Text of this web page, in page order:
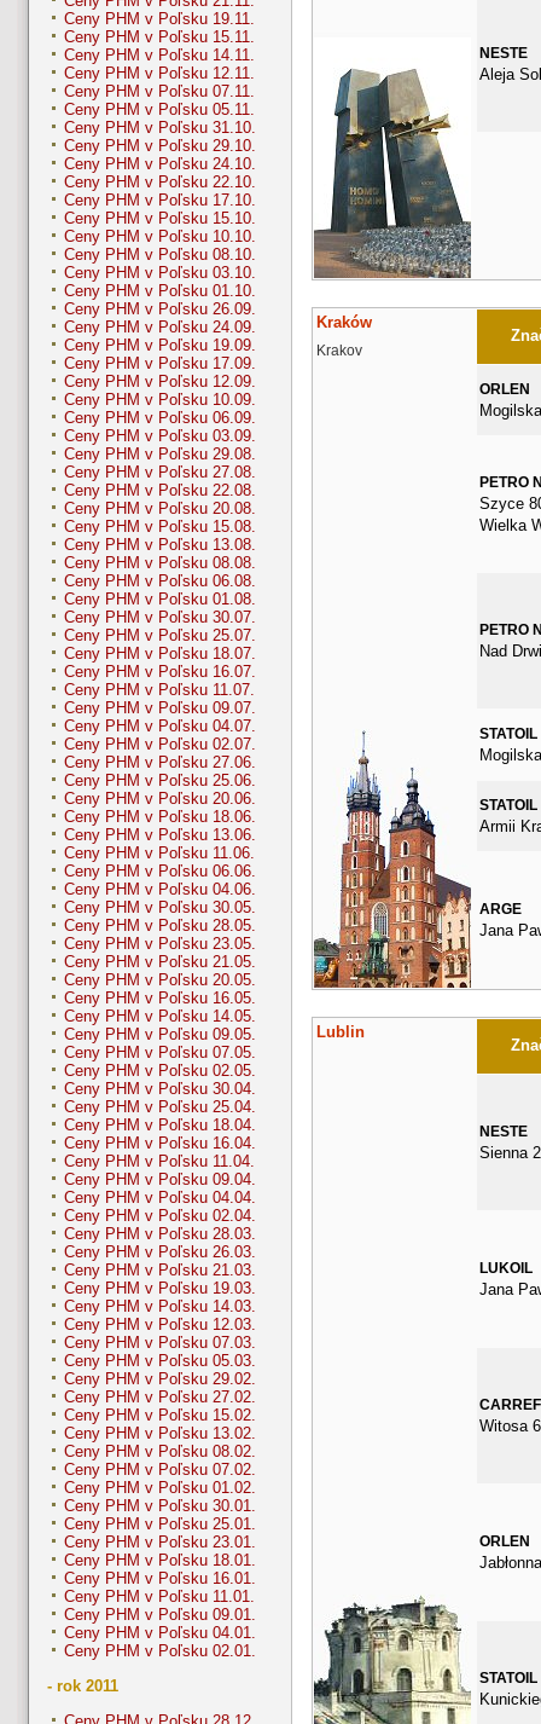
Ceny PHM v Poľsku 19.11.
Ceny PHM v Poľsku 15.11.
Ceny PHM v Poľsku 14.11.
Ceny PHM v Poľsku 12.11.
Ceny PHM v Poľsku 07.11.
Ceny PHM v Poľsku 05.11.
Ceny PHM v Poľsku 31.10.
Ceny PHM v Poľsku 29.10.
Ceny PHM v Poľsku 24.10.
Ceny PHM v Poľsku 22.10.
Ceny PHM v Poľsku 17.10.
Ceny PHM v Poľsku 15.10.
Ceny PHM v Poľsku 10.10.
Ceny PHM v Poľsku 08.10.
Ceny PHM v Poľsku 03.10.
Ceny PHM v Poľsku 01.10.
Ceny PHM v Poľsku 26.09.
Ceny PHM v Poľsku 24.09.
Ceny PHM v Poľsku 19.09.
Ceny PHM v Poľsku 17.09.
Ceny PHM v Poľsku 12.09.
Ceny PHM v Poľsku 10.09.
Ceny PHM v Poľsku 06.09.
Ceny PHM v Poľsku 03.09.
Ceny PHM v Poľsku 29.08.
Ceny PHM v Poľsku 27.08.
Ceny PHM v Poľsku 22.08.
Ceny PHM v Poľsku 20.08.
Ceny PHM v Poľsku 15.08.
Ceny PHM v Poľsku 13.08.
Ceny PHM v Poľsku 08.08.
Ceny PHM v Poľsku 06.08.
Ceny PHM v Poľsku 01.08.
Ceny PHM v Poľsku 30.07.
Ceny PHM v Poľsku 25.07.
Ceny PHM v Poľsku 18.07.
Ceny PHM v Poľsku 16.07.
Ceny PHM v Poľsku 11.07.
Ceny PHM v Poľsku 09.07.
Ceny PHM v Poľsku 04.07.
Ceny PHM v Poľsku 02.07.
Ceny PHM v Poľsku 27.06.
Ceny PHM v Poľsku 25.06.
Ceny PHM v Poľsku 20.06.
Ceny PHM v Poľsku 18.06.
Ceny PHM v Poľsku 13.06.
Ceny PHM v Poľsku 11.06.
Ceny PHM v Poľsku 06.06.
Ceny PHM v Poľsku 04.06.
Ceny PHM v Poľsku 30.05.
Ceny PHM v Poľsku 28.05.
Ceny PHM v Poľsku 23.05.
Ceny PHM v Poľsku 21.05.
Ceny PHM v Poľsku 20.05.
Ceny PHM v Poľsku 16.05.
Ceny PHM v Poľsku 14.05.
Ceny PHM v Poľsku 09.05.
Ceny PHM v Poľsku 07.05.
Ceny PHM v Poľsku 02.05.
Ceny PHM v Poľsku 30.04.
Ceny PHM v Poľsku 25.04.
Ceny PHM v Poľsku 18.04.
Ceny PHM v Poľsku 16.04.
Ceny PHM v Poľsku 11.04.
Ceny PHM v Poľsku 09.04.
Ceny PHM v Poľsku 04.04.
Ceny PHM v Poľsku 02.04.
Ceny PHM v Poľsku 28.03.
Ceny PHM v Poľsku 26.03.
Ceny PHM v Poľsku 21.03.
Ceny PHM v Poľsku 19.03.
Ceny PHM v Poľsku 14.03.
Ceny PHM v Poľsku 12.03.
Ceny PHM v Poľsku 07.03.
Ceny PHM v Poľsku 05.03.
Ceny PHM v Poľsku 29.02.
Ceny PHM v Poľsku 27.02.
Ceny PHM v Poľsku 15.02.
Ceny PHM v Poľsku 13.02.
Ceny PHM v Poľsku 08.02.
Ceny PHM v Poľsku 07.02.
Ceny PHM v Poľsku 01.02.
Ceny PHM v Poľsku 30.01.
Ceny PHM v Poľsku 25.01.
Ceny PHM v Poľsku 23.01.
Ceny PHM v Poľsku 18.01.
Ceny PHM v Poľsku 16.01.
Ceny PHM v Poľsku 11.01.
Ceny PHM v Poľsku 09.01.
Ceny PHM v Poľsku 04.01.
Ceny PHM v Poľsku 02.01.
- rok 2011
NESTE
Aleja
Kraków
Krakov
ORLEN
PETRO
Szyce
Wielka
PETRO
Nad
STATOIL
STATOIL
Armii
ARGE
Jana
Lublin
NESTE
Sienna
LUKOIL
Jana
Witosa
ORLEN
Jabłonna
STATOIL